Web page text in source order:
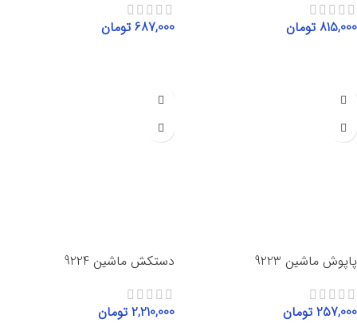
815,000 تومان 687,000 تومان
پاپوش ماشین 9223
257,000 تومان
دستکش ماشین 9224
2,210,000 تومان